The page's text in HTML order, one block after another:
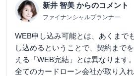
新井 智美 からのコメント
ファイナンシャルプランナー
WEB申し込み可能とは、あくまで
し込めるということで、契約まで
える「WEB完結」とは異なります
全てのカードローン会社が取り入